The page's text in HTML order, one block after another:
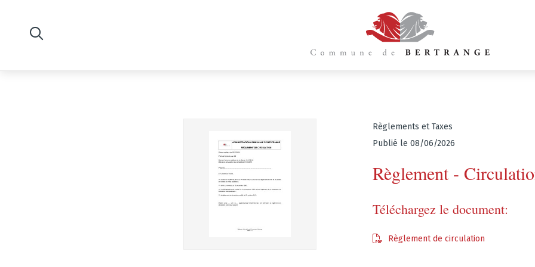
Règlements et Taxes
Publié le 08/06/2026
Règlement -
Téléchargez le document:
Règlement de circulation